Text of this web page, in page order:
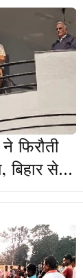
बिहार से